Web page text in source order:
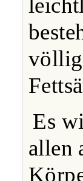
völlig
Es
allen